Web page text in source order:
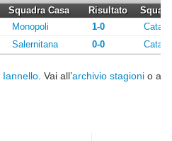
Squadra Casa Risultato
Monopoli 1-0
Salernitana 0-0
Iannello . Vai all’archivio stagioni o al